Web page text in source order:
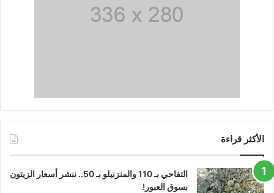
الأكثر قراءة
التفاحي بـ 110 والمنزنيلو بـ 50.. ننشر أسعار الزيتون
بسوق العبور!